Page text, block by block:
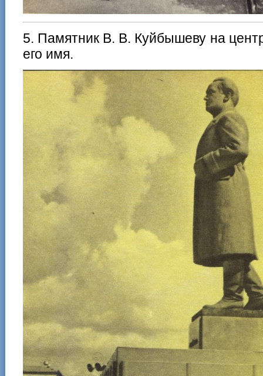
5. Памятник В. В. Куйбышеву на
его имя.